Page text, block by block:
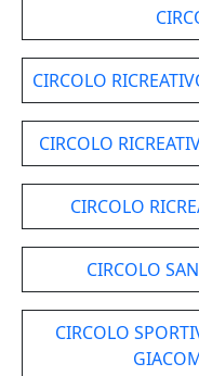
CIRCOLO
CIRCOLO
CIRCOLO
CIRCOLO
CIRCOLO